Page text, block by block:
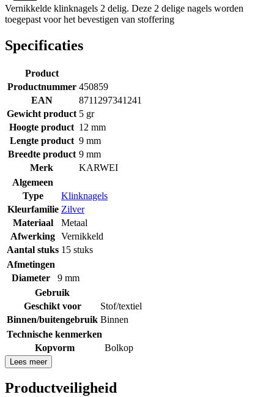
Vernikkelde klinknagels 2 delig. Deze 2 delige nagels worden
toegepast voor het bevestigen van stoffering
Specificaties
Product
Productnummer 450859
EAN
8711297341241
Gewicht product 5 gr
Hoogte product 12 mm
Lengte product 9 mm
Breedte product 9 mm
Merk
KARWEI
Algemeen
Type
Klinknagels
Kleurfamilie Zilver
Materiaal
Metaal
Afwerking Vernikkeld
Aantal stuks 15 stuks
Afmetingen
Diameter
9 mm
Gebruik
Geschikt voor
Stof/textiel
Binnen/buitengebruik Binnen
Technische kenmerken
Kopvorm
Bolkop
Lees meer
Productveiligheid